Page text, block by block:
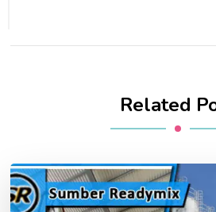
Related